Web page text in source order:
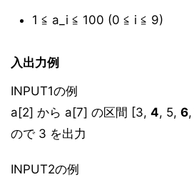
1 ≦ a_i ≦ 100 (0 ≦ i ≦ 9)
入出力例
INPUT1の例
a[2] から a[7] の区間 [3, 4, 5, 6
ので 3 を出力
INPUT2の例